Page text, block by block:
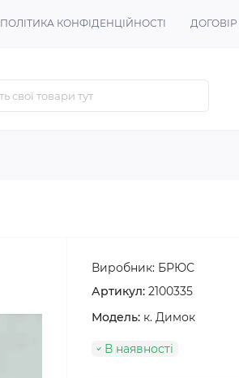
ПОЛІТИКА КОНФІДЕНЦІЙНОСТІ
Виробник: БРЮС
Артикул: 2100335
Модель: к. Димок
В наявності